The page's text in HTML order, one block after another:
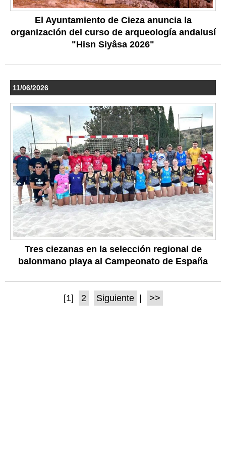
El Ayuntamiento de Cieza anuncia la
organización del curso de arqueología andalusí
"Hisn Siyâsa 2026"
11/06/2026
Tres ciezanas en la selección regional de
balonmano playa al Campeonato de España
[1] 2 Siguiente >>